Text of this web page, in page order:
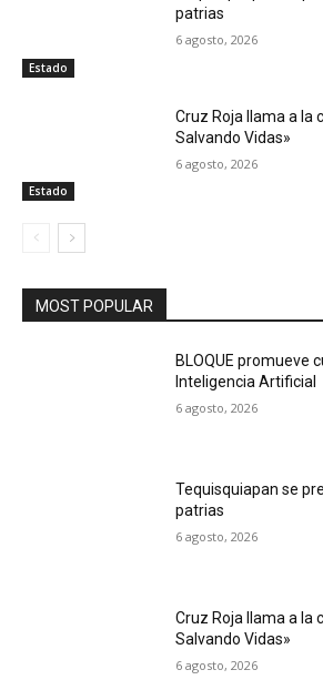
Estado
patrias
6 agosto, 2026
Estado
Cruz Roja llama a la
Salvando Vidas»
6 agosto, 2026
MOST POPULAR
BLOQUE promueve
Inteligencia Artificial
6 agosto, 2026
Tequisquiapan se
patrias
6 agosto, 2026
Cruz Roja llama a la
Salvando Vidas»
6 agosto, 2026